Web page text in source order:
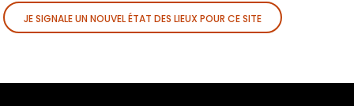
JE SIGNALE UN NOUVEL ÉTAT DES LIEUX POUR CE SITE